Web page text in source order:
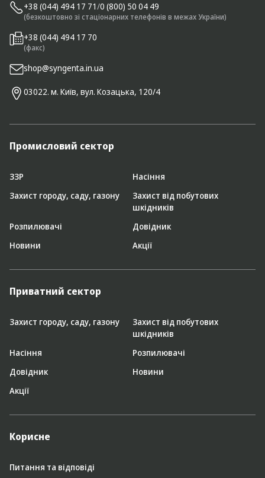
+38 (044) 494 17 71/0 (800) 50 04 49
(безкоштовно зі стаціонарних телефонів в межах України)
+38 (044) 494 17 70
(факс)
shop@syngenta.in.ua
03022. м. Київ, вул. Козацька, 120/4
Промисловий сектор
ЗЗР
Насіння
Захист городу, саду, газону
Захист від побутових
шкідників
Розпилювачі
Довідник
Новини
Акції
Приватний сектор
Захист городу, саду, газону
Захист від побутових
шкідників
Насіння
Розпилювачі
Довідник
Новини
Акції
Корисне
Питання та відповіді